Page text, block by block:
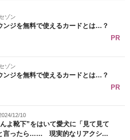
ゾン
ンジを無料で使えるカードとは…？
PR
ゾン
ンジを無料で使えるカードとは…？
PR
12/10
よ靴下”をはいて愛犬に「見て見て
言ったら…… 現実的なリアクシ...